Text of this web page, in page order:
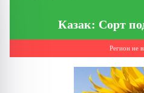
Казак: Сорт
Регион не